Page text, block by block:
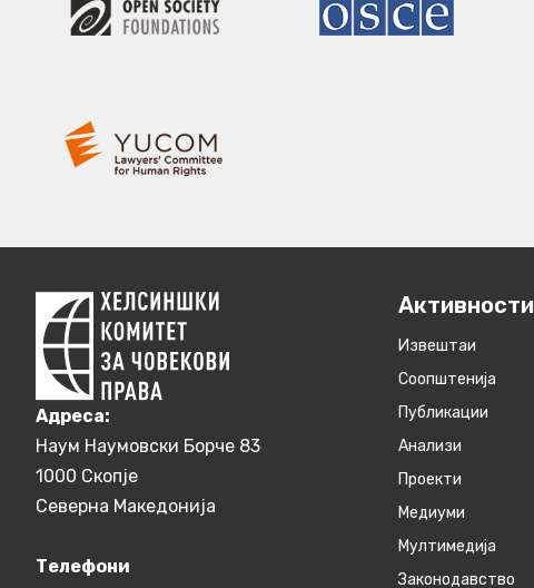
Aдреса:
Наум Наумовски Борче 83
1000 Скопје
Северна Македонија
Телефони
Активности
Извештаи
Соопштенија
Публикации
Анализи
Проекти
Медиуми
Мултимедија
Законодавство